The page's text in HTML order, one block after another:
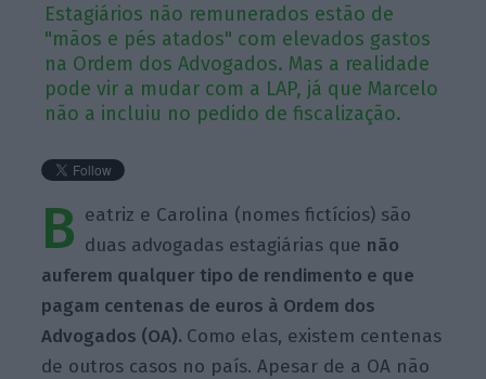
Estagiários não remunerados estão de
"mãos e pés atados" com elevados gastos
na Ordem dos Advogados. Mas a realidade
pode vir a mudar com a LAP, já que Marcelo
não a incluiu no pedido de fiscalização.
B eatriz e Carolina (nomes fictícios) são
duas advogadas estagiárias que não
auferem qualquer tipo de rendimento e que
pagam centenas de euros à Ordem dos
Advogados (OA). Como elas, existem centenas
de outros casos no país. Apesar de a OA não